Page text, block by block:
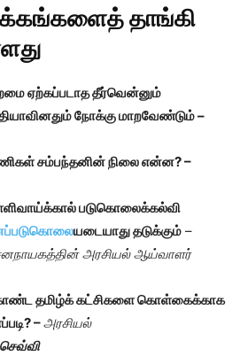
தாங்கி
ஏற்கப்படாத தீர்வென்னும்
நோக்கு மாறவேண்டும் –
அணிகள் சம்பந்தனின் நிலை என்ன? –
படுகொலைக்கல்வி
யடையாது தடுக்கும் –
அரசியல் ஆய்வாளர்
தமிழ்க் கட்சிகளை கொள்கைக்காக
–அரசியல்